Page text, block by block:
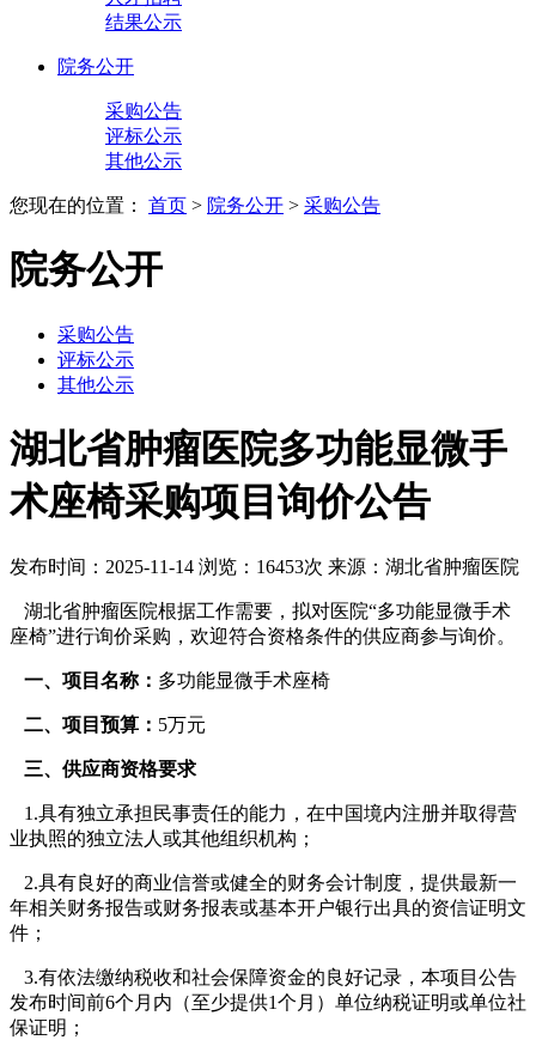
结果公示
院务公开
采购公告
评标公示
其他公示
您现在的位置： 首页 > 院务公开 > 采购公告
院务公开
采购公告
评标公示
其他公示
湖北省肿瘤医院多功能显微手
术座椅采购项目询价公告
发布时间：2025-11-14 浏览：16453次 来源：湖北省肿瘤医院
湖北省肿瘤医院根据工作需要，拟对医院“多功能显微手术
座椅”进行询价采购，欢迎符合资格条件的供应商参与询价。
一、项目名称： 多功能显微手术座椅
二、项目预算： 5万元
三、供应商资格要求
1.具有独立承担民事责任的能力，在中国境内注册并取得营
业执照的独立法人或其他组织机构；
2.具有良好的商业信誉或健全的财务会计制度，提供最新一
年相关财务报告或财务报表或基本开户银行出具的资信证明文
件；
3.有依法缴纳税收和社会保障资金的良好记录，本项目公告
发布时间前6个月内（至少提供1个月）单位纳税证明或单位社
保证明；